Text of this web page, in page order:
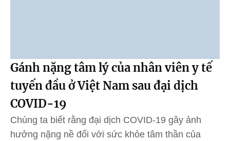
Gánh nặng tâm lý của nhân viên y tế
tuyến đầu ở Việt Nam sau đại dịch
COVID-19
Chúng ta biết rằng đại dịch COVID-19 gây ảnh
hưởng nặng nề đối với sức khỏe tâm thần của